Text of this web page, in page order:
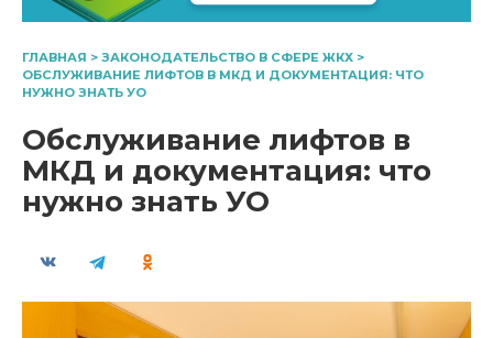
ГЛАВНАЯ > ЗАКОНОДАТЕЛЬСТВО В СФЕРЕ ЖКХ >
ОБСЛУЖИВАНИЕ ЛИФТОВ В МКД И ДОКУМЕНТАЦИЯ: ЧТО
НУЖНО ЗНАТЬ УО
Обслуживание лифтов в
МКД и документация: что
нужно знать УО